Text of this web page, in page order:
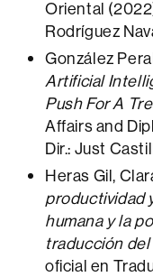
Oriental
Rodríguez
González
Artificial
Push For A
Affairs and
Dir.: Just
Heras Gil,
productividad
humana y la
traducción
oficial en